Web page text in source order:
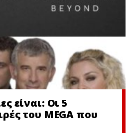
είναι: Οι 5
του MEGA που